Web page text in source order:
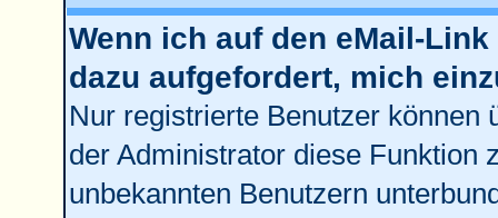
Wenn ich auf den eMail-
dazu aufgefordert, mich
Nur registrierte Benutzer können
der Administrator diese Funktion
unbekannten Benutzern